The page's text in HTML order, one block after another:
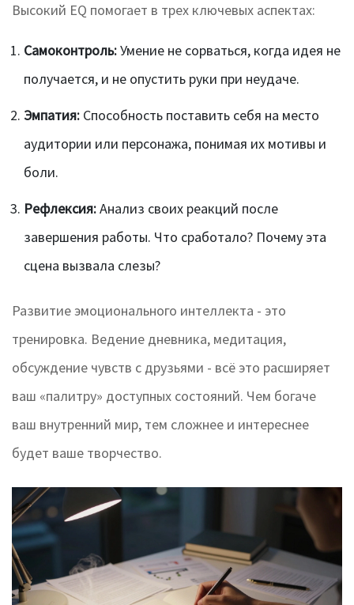
Высокий EQ помогает в трех ключевых аспектах:
Самоконтроль:Умение не сорваться, когда идея не
получается, и не опустить руки при неудаче.
Эмпатия: Способность поставить себя на место
аудитории или персонажа, понимая их мотивы и
боли.
Рефлексия:Анализ своих реакций после
завершения работы. Что сработало? Почему эта
сцена вызвала слезы?
Развитие эмоционального интеллекта - это
тренировка. Ведение дневника, медитация,
обсуждение чувств с друзьями - всё это расширяет
ваш «палитру» доступных состояний. Чем богаче
ваш внутренний мир, тем сложнее и интереснее
будет ваше творчество.